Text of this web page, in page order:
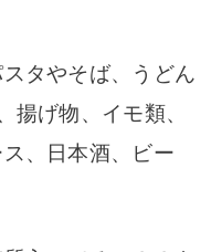
タやそば、うどん
揚げ物、イモ類、
、日本酒、ビー